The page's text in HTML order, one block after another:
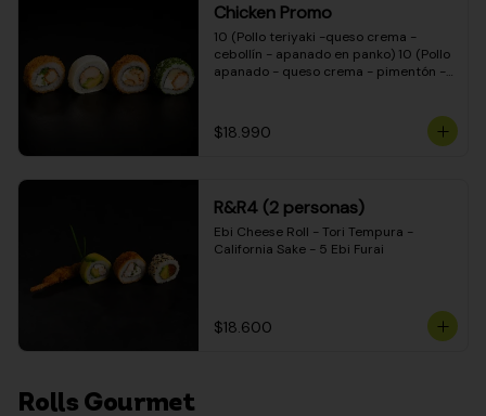
teriyaki - queso crema - cebollín -
envuelto en masa tempura) 10
(Pimentón - queso crema - cebollín -
envuelto en masa tempura)
Chicken Promo
10 (Pollo teriyaki -queso crema -
cebollín - apanado en panko) 10 (Pollo
apanado - queso crema - pimentón -
ciboulette) 10 (Pollo teriyaki - palta -
envuelto en queso crema)
$18.990
R&R4 (2 personas)
Ebi Cheese Roll - Tori Tempura -
California Sake - 5 Ebi Furai
$18.600
Rolls Gourmet